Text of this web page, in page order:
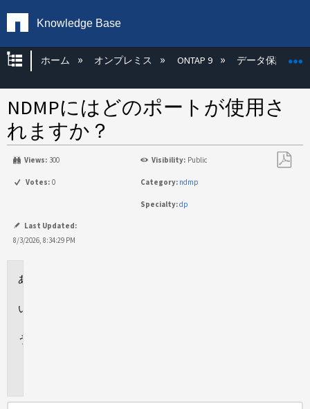
Knowledge Base
グローバル階層を展開/折りたたむ
ホーム オンプレミス ONTAP 9 データ保護
NDMPにはどのポートが使用さ
れますか？
Views: 300 Visibility: Public
Votes: 0 Category: ndmp
Specialty:dp
Last Updated:
8/3/2026, 8:34:29 PM